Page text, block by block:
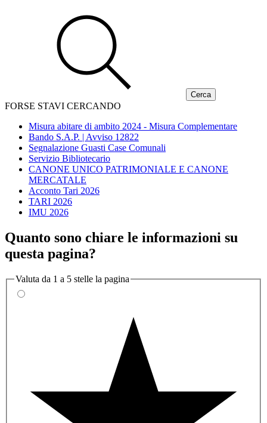
FORSE STAVI CERCANDO
Misura abitare di ambito 2024 - Misura Complementare
Bando S.A.P. | Avviso 12822
Segnalazione Guasti Case Comunali
Servizio Bibliotecario
CANONE UNICO PATRIMONIALE E CANONE
MERCATALE
Acconto Tari 2026
TARI 2026
IMU 2026
Quanto sono chiare le informazioni su
questa pagina?
Valuta da 1 a 5 stelle la pagina